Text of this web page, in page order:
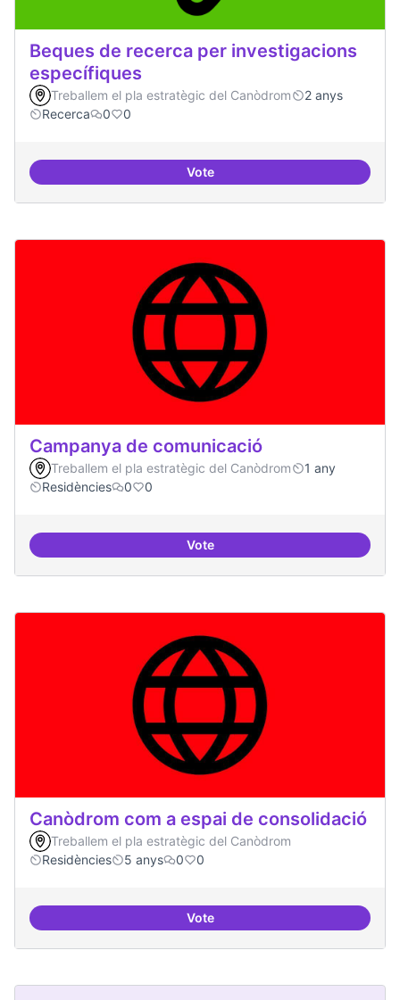
Beques de recerca per investigacions
específiques
Treballem el pla estratègic del Canòdrom
2 anys
Recerca
0 0
VoteBeques de recerca per
Campanya de comunicació
Treballem el pla estratègic del Canòdrom
1 any
Residències
0 0
VoteCampanya de comunicació
Canòdrom com a espai de consolidació
Treballem el pla estratègic del Canòdrom
Residències
5 anys 0 0
VoteCanòdrom com a espai de